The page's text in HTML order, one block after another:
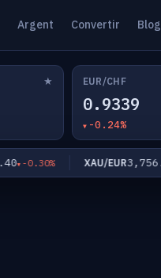
Argent Convertir Blog
★ EUR/CHF
0.9339
-0.24%
-0.30% XAU/EUR3,756.35